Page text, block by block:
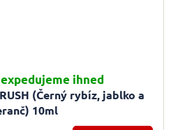
(Černý rybíz, jablko a
10ml
ihned